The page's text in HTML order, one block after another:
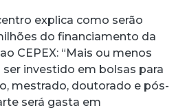
explica como serão
do financiamento da
CEPEX: “Mais ou menos
investido em bolsas para
mestrado, doutorado e pós-
será gasta em